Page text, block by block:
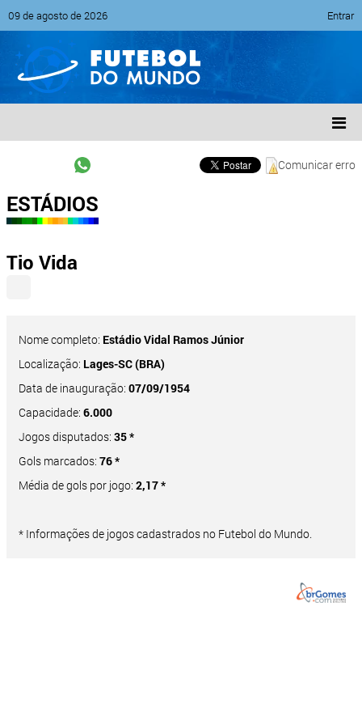
09 de agosto de 2026 Entrar
Comunicar erro
ESTÁDIOS
Tio Vida
Nome completo: Estádio Vidal Ramos Júnior
Localização: Lages-SC (BRA)
Data de inauguração: 07/09/1954
Capacidade: 6.000
Jogos disputados: 35 *
Gols marcados: 76 *
Média de gols por jogo: 2,17 *
* Informações de jogos cadastrados no Futebol do Mundo.